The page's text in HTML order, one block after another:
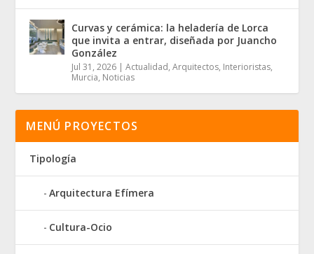
Curvas y cerámica: la heladería de Lorca
que invita a entrar, diseñada por Juancho
González
Jul 31, 2026 |Actualidad,Arquitectos, Interioristas,
Murcia, Noticias
MENÚ PROYECTOS
Tipología
Arquitectura Efímera
Cultura-Ocio